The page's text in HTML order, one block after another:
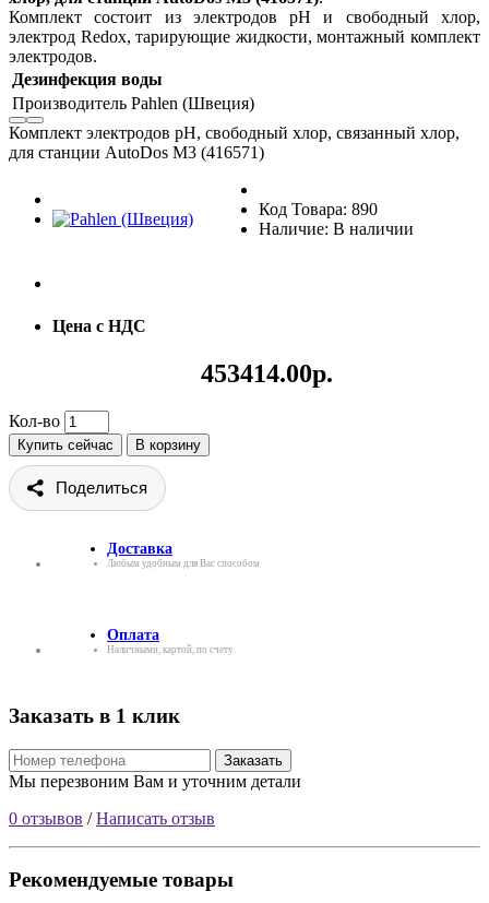
Комплект состоит из электродов pH и свободный хлор,
электрод Redox, тарирующие жидкости, монтажный комплект
электродов.
Дезинфекция воды
Производитель Pahlen (Швеция)
Комплект электродов pH, свободный хлор, связанный хлор,
для станции AutoDos M3 (416571)
Код Товара: 890
Наличие: В наличии
Цена с НДС
453414.00р.
Кол-во
Купить сейчас В корзину
Поделиться
Доставка
Любым удобным для Вас способом
Оплата
Наличными, картой, по счету
Заказать в 1 клик
Заказать
Мы перезвоним Вам и уточним детали
0 отзывов /Написать отзыв
Рекомендуемые товары